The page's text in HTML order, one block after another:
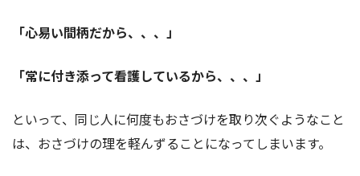
「心易い間柄だから、、、」
「常に付き添って看護しているから、、、」
といって、同じ人に何度もおさづけを取り次ぐようなこと
は、おさづけの理を軽んずることになってしまいます。